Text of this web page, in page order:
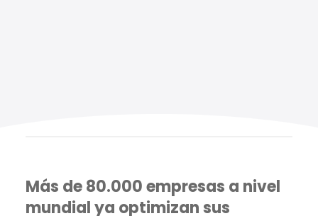
Más de 80.000 empresas a nivel
mundial ya optimizan sus